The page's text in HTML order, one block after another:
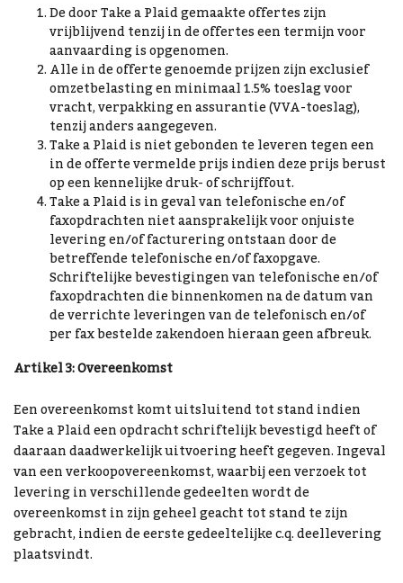
De door Take a Plaid gemaakte offertes zijn
vrijblijvend tenzij in de offertes een termijn voor
aanvaarding is opgenomen.
Alle in de offerte genoemde prijzen zijn exclusief
omzetbelasting en minimaal 1.5% toeslag voor
vracht, verpakking en assurantie (VVA-toeslag),
tenzij anders aangegeven.
Take a Plaid is niet gebonden te leveren tegen een
in de offerte vermelde prijs indien deze prijs berust
op een kennelijke druk- of schrijffout.
Take a Plaid is in geval van telefonische en/of
faxopdrachten niet aansprakelijk voor onjuiste
levering en/of facturering ontstaan door de
betreffende telefonische en/of faxopgave.
Schriftelijke bevestigingen van telefonische en/of
faxopdrachten die binnenkomen na de datum van
de verrichte leveringen van de telefonisch en/of
per fax bestelde zakendoen hieraan geen afbreuk.
Artikel 3: Overeenkomst
Een overeenkomst komt uitsluitend tot stand indien
Take a Plaid een opdracht schriftelijk bevestigd heeft of
daaraan daadwerkelijk uitvoering heeft gegeven. Ingeval
van een verkoopovereenkomst, waarbij een verzoek tot
levering in verschillende gedeelten wordt de
overeenkomst in zijn geheel geacht tot stand te zijn
gebracht, indien de eerste gedeeltelijke c.q. deellevering
plaatsvindt.